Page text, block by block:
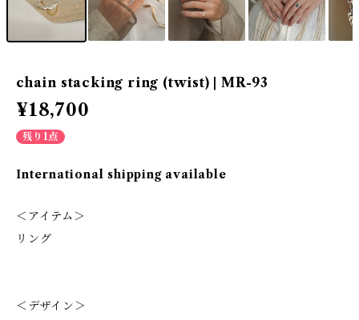
chain stacking ring (twist) | MR-93
¥18,700
残り1点
International shipping available
＜アイテム＞
リング
＜デザイン＞